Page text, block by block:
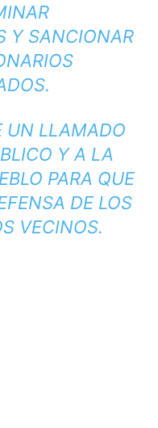
Y SANCIONAR
UN LLAMADO
Y A LA
PARA QUE
DE LOS
VECINOS.